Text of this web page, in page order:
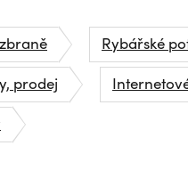
Rybářské
prodej